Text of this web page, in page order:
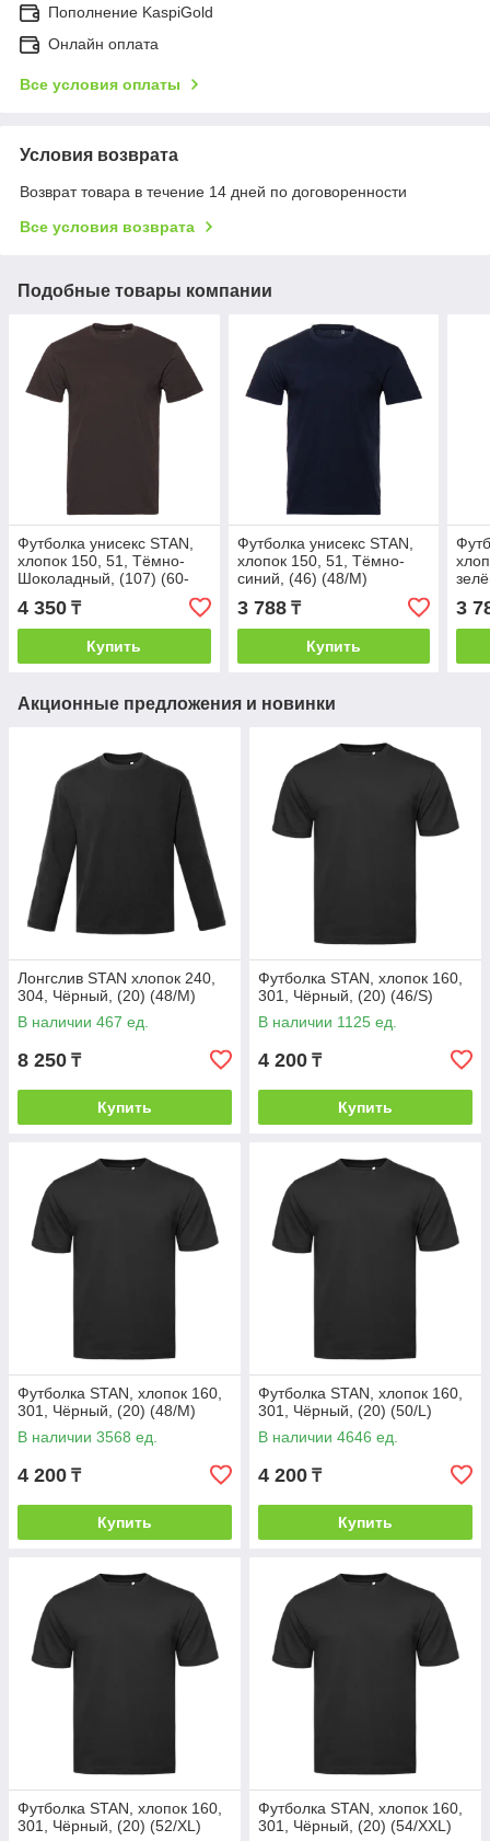
Пополнение KaspiGold
Онлайн оплата
Все условия оплаты
Условия возврата
Возврат товара в течение 14 дней по договоренности
Все условия возврата
Подобные товары компании
Футболка унисекс STAN,
хлопок 150, 51, Тёмно-
Шоколадный, (107) (60-
62/5XL)
4 350 ₸
Купить
Футболка унисекс STAN,
хлопок 150, 51, Тёмно-
синий, (46) (48/M)
3 788₸
Купить
3
Акционные предложения и новинки
Лонгслив STAN хлопок 240,
304, Чёрный, (20) (48/M)
В наличии 467 ед.
8 250 ₸
Купить
Футболка STAN, хлопок 160,
301, Чёрный, (20) (46/S)
В наличии 1125 ед.
4 200 ₸
Купить
Футболка STAN, хлопок 160,
301, Чёрный, (20) (48/M)
В наличии 3568 ед.
4 200 ₸
Купить
Футболка STAN, хлопок 160,
301, Чёрный, (20) (50/L)
В наличии 4646 ед.
4 200 ₸
Купить
Футболка STAN, хлопок 160,
301, Чёрный, (20) (52/XL)
Футболка STAN, хлопок 160,
301, Чёрный, (20) (54/XXL)